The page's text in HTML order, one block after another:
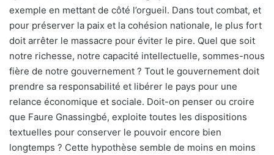
exemple en mettant de côté l’orgueil. Dans tout combat, et
pour préserver la paix et la cohésion nationale, le plus fort
doit arrêter le massacre pour éviter le pire. Quel que soit
notre richesse, notre capacité intellectuelle, sommes-nous
fière de notre gouvernement ? Tout le gouvernement doit
prendre sa responsabilité et libérer le pays pour une
relance économique et sociale. Doit-on penser ou croire
que Faure Gnassingbé, exploite toutes les dispositions
textuelles pour conserver le pouvoir encore bien
longtemps ? Cette hypothèse semble de moins en moins